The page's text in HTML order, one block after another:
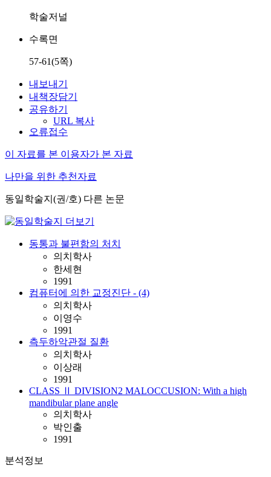
학술저널
수록면
57-61(5쪽)
내보내기
내책장담기
공유하기
URL 복사
오류접수
이 자료를 본 이용자가 본 자료
나만을 위한 추천자료
동일학술지(권/호) 다른 논문
동통과 불편함의 처치
의치학사
한세현
1991
컴퓨터에 의한 교정진단 - (4)
의치학사
이영수
1991
측두하악관절 질환
의치학사
이상래
1991
CLASS Ⅱ DIVISION2 MALOCCUSION: With a high
mandibular plane angle
의치학사
박인출
1991
분석정보